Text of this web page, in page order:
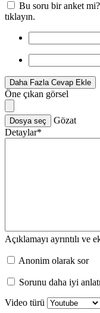
Bu soru bir anket
tıklayın.
Daha Fazla Cevap Ekle
Öne çıkan görsel
Dosya seç
Gözat
Detaylar*
Açıklamayı ayrıntılı ve
Anonim olarak sor
Sorunu daha iyi
Video türü